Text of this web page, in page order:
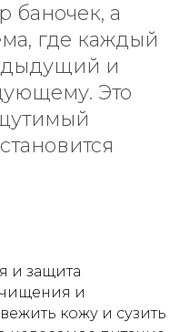
баночек, а
где каждый
и
Это
и защита
и
кожу и сузить